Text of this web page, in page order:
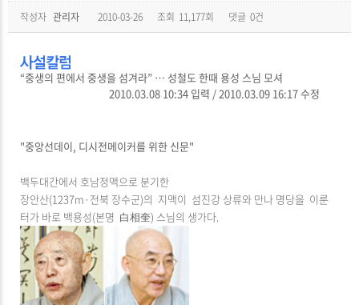
작성자 관리자 2010-03-26 조회 11,177회 댓글 0건
“중생의 편에서 중생을 섬겨라” … 성철도 한때 용성 스님 모셔
2010.03.08 10:34 입력 / 2010.03.09 16:17 수정
"중앙선데이, 디시전메이커를 위한 신문"
백두대간에서 호남정맥으로 분기한
장안산(1237m·전북 장수군)의 지맥이 섬진강 상류와 만나 명당을 이룬
터가 바로 백용성(본명 白相奎) 스님의 생가다.